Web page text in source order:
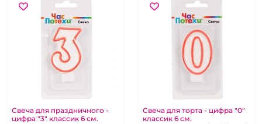
Свеча для праздничного -
цифра "3" классик 6 см.
Свеча для торта - цифра "0"
классик 6 см.